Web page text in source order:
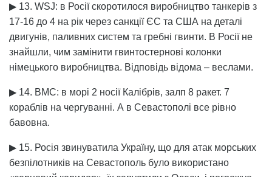
▶ 13. WSJ: в Росії скоротилося виробництво танкерів з
17-16 до 4 на рік через санкції ЄС та США на деталі
двигунів, паливних систем та гребні гвинти. В Росії не
знайшли, чим замінити гвинтостернові колонки
німецького виробництва. Відповідь відома – веслами.
▶ 14. ВМС: в морі 2 носії Калібрів, залп 8 ракет. 7
кораблів на чергуванні. А в Севастополі все рівно
бавовна.
▶ 15. Росія звинуватила Україну, що для атак морських
безпілотників на Севастополь було використано